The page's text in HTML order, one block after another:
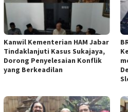
Kanwil Kementerian HAM Jabar
Tindaklanjuti Kasus Sukajaya,
Dorong Penyelesaian Konflik
yang Berkeadilan